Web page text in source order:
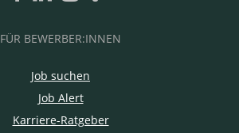
FÜR BEWERBER:INNEN
Job suchen
Job Alert
Karriere-Ratgeber